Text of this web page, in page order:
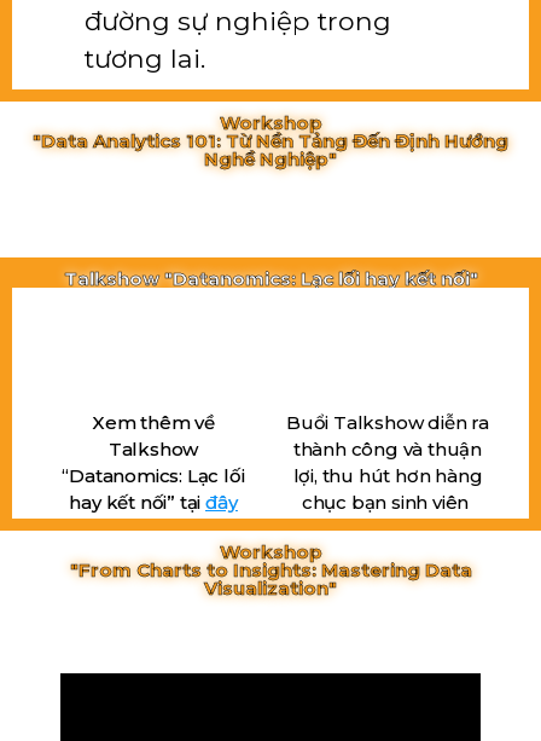
đường sự nghiệp trong
tương lai.
Workshop
"Data Analytics 101: Từ Nền Tảng Đến Định Hướng
Nghề Nghiệp"
Talkshow "Datanomics: Lạc lối hay kết nối"
Xem thêm về
Talkshow
“Datanomics: Lạc lối
hay kết nối” tạiđây
Buổi Talkshow diễn ra
thành công và thuận
lợi, thu hút hơn hàng
chục bạn sinh viên
Workshop
"From Charts to Insights: Mastering Data
Visualization"